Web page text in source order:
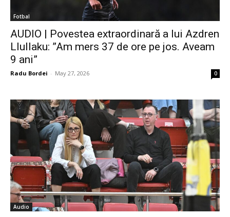
Fotbal
AUDIO | Povestea extraordinară a lui Azdren
Llullaku: ”Am mers 37 de ore pe jos. Aveam
9 ani”
Radu Bordei - May 27, 2026 0
Audio